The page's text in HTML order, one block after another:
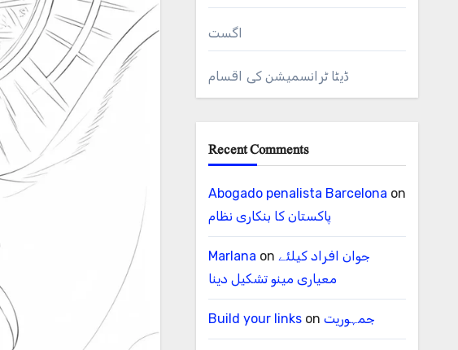
اگست
ڈیٹا ٹرانسمیشن کی اقسام
Recent Comments
Abogado penalista Barcelona on
پاکستان کا بنکاری نظام
Marlana on جوان افراد کیلئے
معیاری مینو تشکیل دینا
Build your linkson جمہوریت